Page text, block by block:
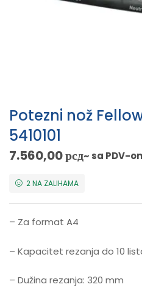
Potezni nož
5410101
7.560,00рсд~ sa PDV-
2 NA ZALIHAMA
– Za format A4
– Kapacitet rezanja do 10
– Dužina rezanja: 320 mm